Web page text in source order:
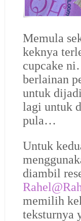
Memula
keknya
cupcake
berlainan
untuk
lagi untuk
pula…
Untuk
diambil
memilih
teksturnya